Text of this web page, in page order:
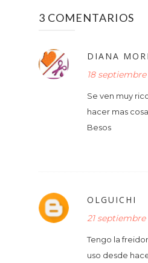
3 COMENTARIOS
DIANA
18 septiembre
Se ven muy
hacer mas
Besos
OLGUICHI
21 septiembre
Tengo la
uso desde